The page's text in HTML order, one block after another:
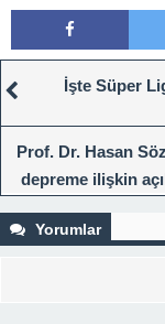
İşte Süper
Prof. Dr. Hasan
depreme ilişkin
Yorumlar